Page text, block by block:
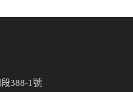
388-1號